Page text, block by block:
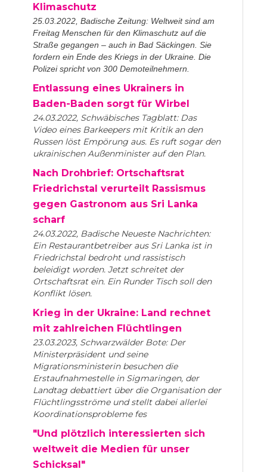
Klimaschutz
25.03.2022, Badische Zeitung: Weltweit sind am
Freitag Menschen für den Klimaschutz auf die
Straße gegangen – auch in Bad Säckingen. Sie
fordern ein Ende des Kriegs in der Ukraine. Die
Polizei spricht von 300 Demoteilnehmern.
Entlassung eines Ukrainers in
Baden-Baden sorgt für Wirbel
24.03.2022, Schwäbisches Tagblatt: Das
Video eines Barkeepers mit Kritik an den
Russen löst Empörung aus. Es ruft sogar den
ukrainischen Außenminister auf den Plan.
Nach Drohbrief: Ortschaftsrat
Friedrichstal verurteilt Rassismus
gegen Gastronom aus Sri Lanka
scharf
24.03.2022, Badische Neueste Nachrichten:
Ein Restaurantbetreiber aus Sri Lanka ist in
Friedrichstal bedroht und rassistisch
beleidigt worden. Jetzt schreitet der
Ortschaftsrat ein. Ein Runder Tisch soll den
Konflikt lösen.
Krieg in der Ukraine: Land rechnet
mit zahlreichen Flüchtlingen
23.03.2023, Schwarzwälder Bote: Der
Ministerpräsident und seine
Migrationsministerin besuchen die
Erstaufnahmestelle in Sigmaringen, der
Landtag debattiert über die Organisation der
Flüchtlingsströme und stellt dabei allerlei
Koordinationsprobleme fes
"Und plötzlich interessierten sich
weltweit die Medien für unser
Schicksal"